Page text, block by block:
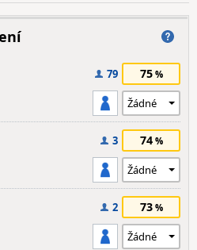
79 75
3 74
2 73